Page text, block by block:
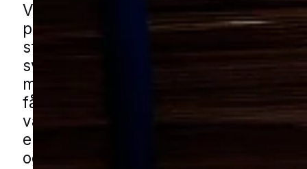
Væggelus er et problem, som hurtigt
påvirke hverdagen, fordi de gemmer
steder, hvor man opholder sig og
svære at opdage tidligt, og derfor
mange med at bruge tid på løsninger,
får bugt med hele problemet. Når først
væggelus har fået fat, kræver det
en grundig indsats for at finde alle
og få behandlingen planlagt rigtigt.